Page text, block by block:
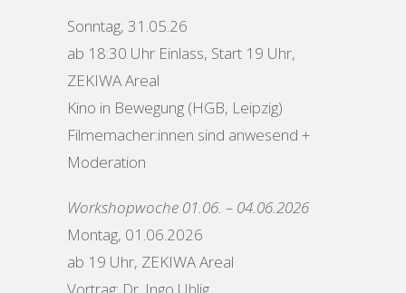
Sonntag, 31.05.26
ab 18:30 Uhr Einlass, Start 19 Uhr,
ZEKIWA Areal
Kino in Bewegung (HGB, Leipzig)
Filmemacher:innen sind anwesend +
Moderation
Workshopwoche 01.06. – 04.06.2026
Montag, 01.06.2026
ab 19 Uhr, ZEKIWA Areal